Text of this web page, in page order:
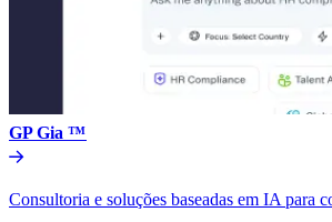
GP Gia ™​​
Consultoria e soluções baseadas em IA para